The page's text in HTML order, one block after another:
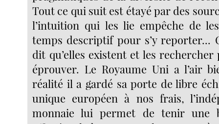
Tout ce qui suit est étayé par des
l’intuition qui les lie empêche de
temps descriptif pour s’y reporter...
dit qu’elles existent et les
éprouver. Le Royaume Uni a l’air
réalité il a gardé sa porte de libre
unique européen à nos frais,
monnaie lui permet de tenir une